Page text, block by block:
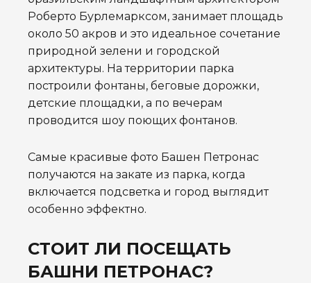
Роберто Бурлемарксом, занимает площадь
около 50 акров и это идеальное сочетание
природной зелени и городской
архитектуры. На территории парка
построили фонтаны, беговые дорожки,
детские площадки, а по вечерам
проводится шоу поющих фонтанов.
Самые красивые фото Башен Петронас
получаются на закате из парка, когда
включается подсветка и город выглядит
особенно эффектно.
СТОИТ ЛИ ПОСЕЩАТЬ
БАШНИ ПЕТРОНАС?